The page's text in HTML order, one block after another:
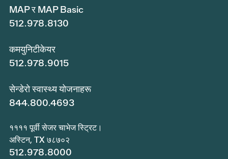
MAP र MAP Basic
512.978.8130
कमयुनिटीकेयर
512.978.9015
सेन्डेरो स्वास्थ्य योजनाहरू
844.800.4693
११११ पूर्वी सेजर चाभेज स्ट्रिट।
अस्टिन, TX ७८७०२
512.978.8000